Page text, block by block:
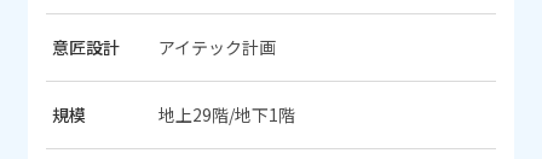
意匠設計 アイテック計画
規模 地上29階/地下1階